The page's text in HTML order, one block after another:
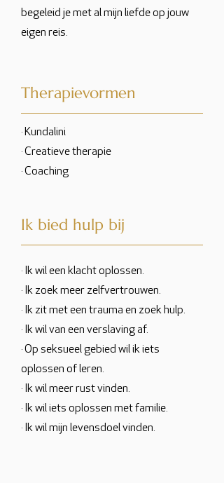
begeleid je met al mijn liefde op jouw
eigen reis.
Therapievormen
· Kundalini
· Creatieve therapie
· Coaching
Ik bied hulp bij
· Ik wil een klacht oplossen.
· Ik zoek meer zelfvertrouwen.
· Ik zit met een trauma en zoek hulp.
· Ik wil van een verslaving af.
· Op seksueel gebied wil ik iets
oplossen of leren.
· Ik wil meer rust vinden.
· Ik wil iets oplossen met familie.
· Ik wil mijn levensdoel vinden.